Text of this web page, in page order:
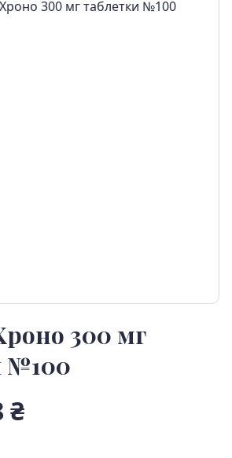
300 мг
№100
₴